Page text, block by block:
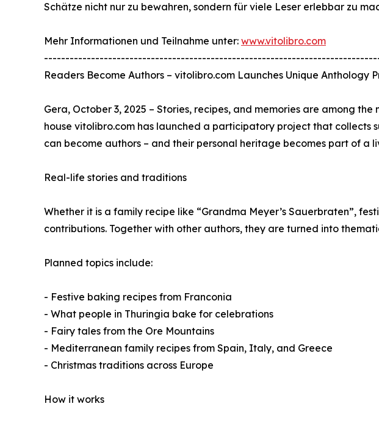
Schätze nicht nur zu bewahren, sondern für viele Leser erlebbar zu
Mehr Informationen und Teilnahme unter: www.vitolibro.com
Readers Become Authors – vitolibro.com Launches Unique Anthology
Gera, October 3, 2025 – Stories, recipes, and memories are among
house vitolibro.com has launched a participatory project that collects
can become authors – and their personal heritage becomes part of a
Real-life stories and traditions
Whether it is a family recipe like “Grandma Meyer’s Sauerbraten”,
contributions. Together with other authors, they are turned into
Planned topics include:
- Festive baking recipes from Franconia
- What people in Thuringia bake for celebrations
- Fairy tales from the Ore Mountains
- Mediterranean family recipes from Spain, Italy, and Greece
- Christmas traditions across Europe
How it works